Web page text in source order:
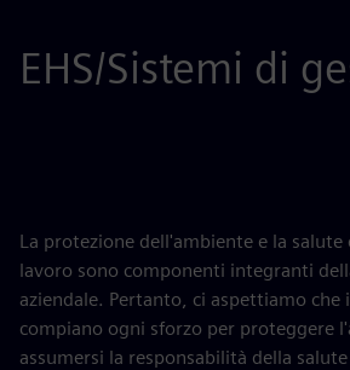
EHS/Sistemi di
La protezione dell'ambiente e la salute
lavoro sono componenti integranti
aziendale. Pertanto, ci aspettiamo
compiano ogni sforzo per proteggere
assumersi la responsabilità della